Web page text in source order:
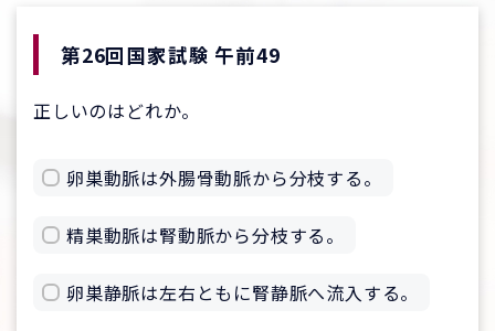
第26回国家試験 午前49
正しいのはどれか。
卵巣動脈は外腸骨動脈から分枝する。
精巣動脈は腎動脈から分枝する。
卵巣静脈は左右ともに腎静脈へ流入する。